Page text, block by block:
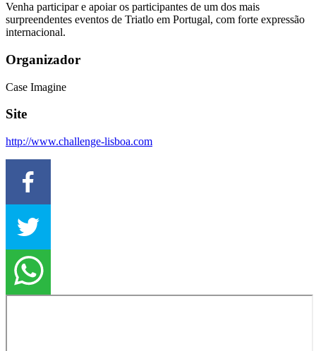
Venha participar e apoiar os participantes de um dos mais
surpreendentes eventos de Triatlo em Portugal, com forte expressão
internacional.
Organizador
Case Imagine
Site
http://www.challenge-lisboa.com